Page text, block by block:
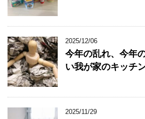
2025/12/06
今年の乱れ、今年
い我が家のキッチ
2025/11/29